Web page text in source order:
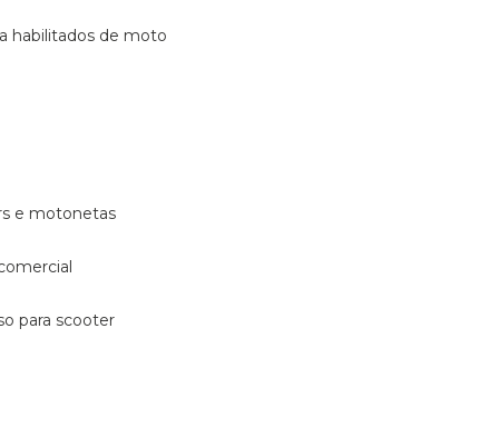
habilitados de moto
e motonetas
para scooter